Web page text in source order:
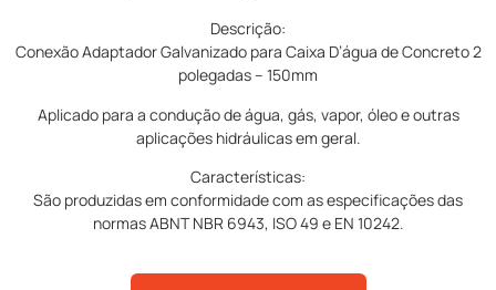
Descrição:
Conexão Adaptador Galvanizado para Caixa D’água de Concreto 2
polegadas – 150mm
Aplicado para a condução de água, gás, vapor, óleo e outras
aplicações hidráulicas em geral.
Características:
São produzidas em conformidade com as especificações das
normas ABNT NBR 6943, ISO 49 e EN 10242.